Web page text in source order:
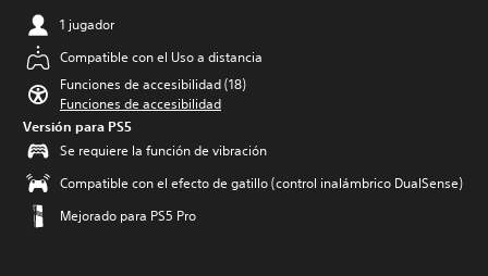
1 jugador
Compatible con el Uso a distancia
Funciones de accesibilidad (18)
Funciones de accesibilidad
Versión para PS5
Se requiere la función de vibración
Compatible con el efecto de gatillo (control inalámbrico DualSense)
Mejorado para PS5 Pro